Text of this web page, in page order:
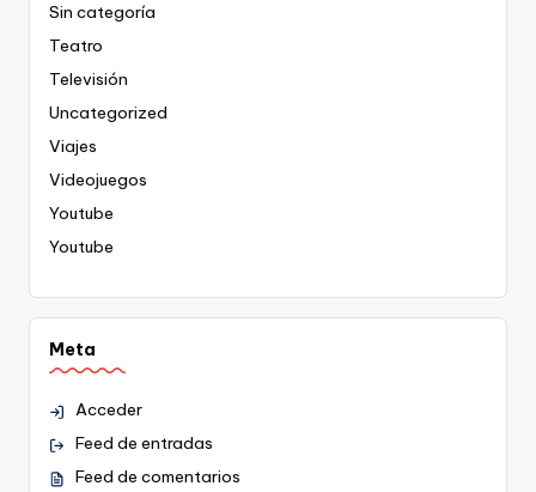
Sin categoría
Teatro
Televisión
Uncategorized
Viajes
Videojuegos
Youtube
Youtube
Meta
Acceder
Feed de entradas
Feed de comentarios